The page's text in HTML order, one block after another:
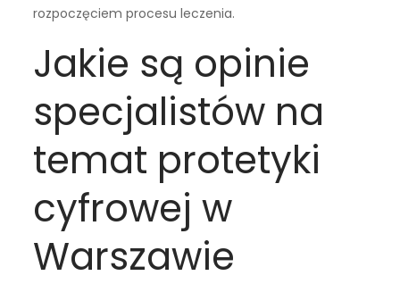
rozpoczęciem procesu leczenia.
Jakie są opinie
specjalistów na
temat protetyki
cyfrowej w
Warszawie